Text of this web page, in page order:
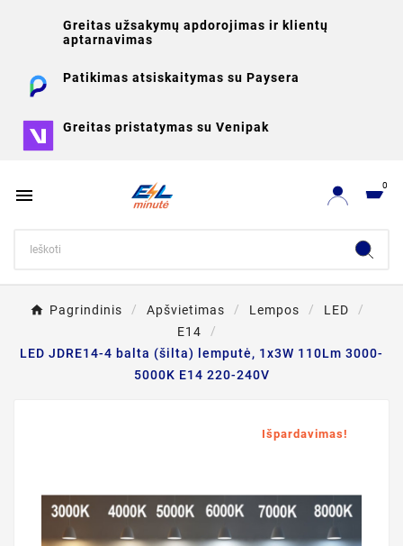
Greitas užsakymų apdorojimas ir klientų
aptarnavimas
Patikimas atsiskaitymas su Paysera
Greitas pristatymas su Venipak
 0
Pagrindinis Apšvietimas Lempos
LED
E14
LED JDRE14-4 balta (šilta) lemputė, 1x3W 110Lm 3000-
5000K E14 220-240V
Išpardavimas!